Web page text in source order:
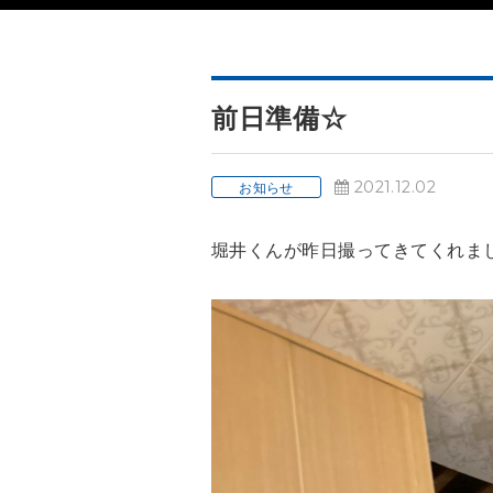
前日準備☆
お知らせ 2021.12.02
堀井くんが昨日撮ってきてくれま